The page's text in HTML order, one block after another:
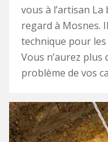
vous à l’artisan
regard à Mosnes.
technique pour
Vous n’aurez
problème de vos